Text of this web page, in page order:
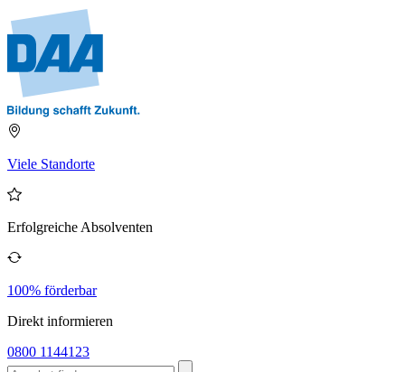
Viele Standorte
Erfolgreiche Absolventen
100% förderbar
Direkt informieren
0800 1144123